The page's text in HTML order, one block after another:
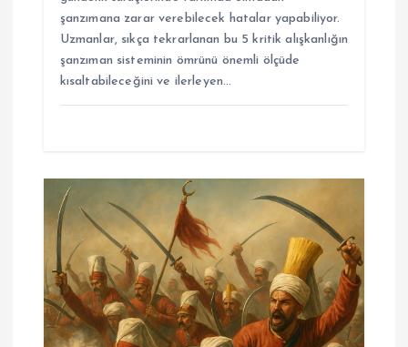
şanzımana zarar verebilecek hatalar yapabiliyor.
Uzmanlar, sıkça tekrarlanan bu 5 kritik alışkanlığın
şanzıman sisteminin ömrünü önemli ölçüde
kısaltabileceğini ve ilerleyen…